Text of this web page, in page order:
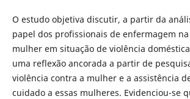
O estudo objetiva discutir, a partir da
papel dos profissionais de enfermagem
mulher em situação de violência
uma reflexão ancorada a partir de
violência contra a mulher e a assistência
cuidado a essas mulheres. Evidenciou-se